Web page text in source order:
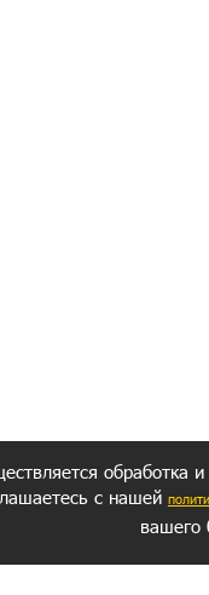
обработка
с нашей
вашего